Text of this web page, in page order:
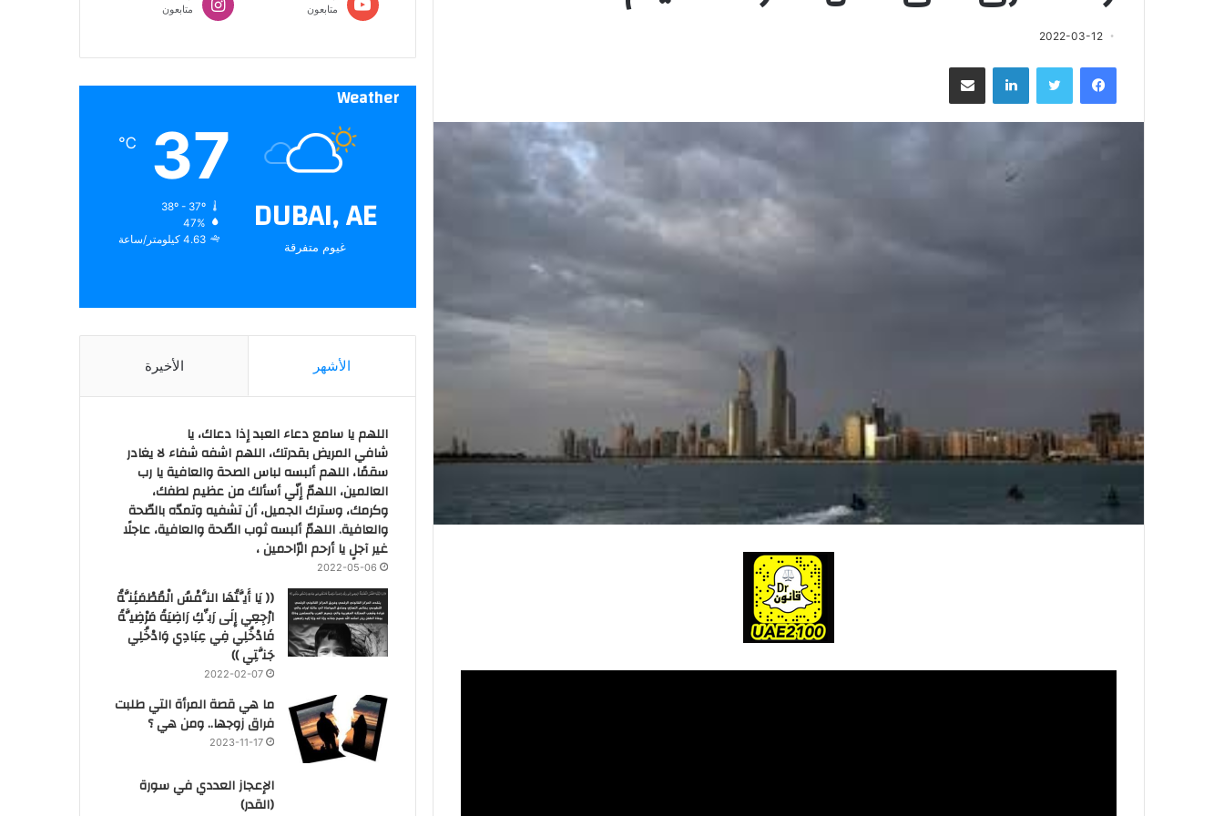
2022-03-12
فيسبوك تويتر لينكدإن مشاركة عبر البريد
متابعون متابعون
Weather
DUBAI, AE
غيوم متفرقة
37
℃
38º - 37º
47%
4.63 كيلومتر/ساعة
الأشهر الأخيرة
اللهم يا سامع دعاء العبد إذا دعاك، يا
شافي المريض بقدرتك، اللهم اشفه شفاء لا يغادر
سقمًا، اللهم ألبسه لباس الصحة والعافية يا رب
العالمين، اللهمّ إنّي أسألك من عظيم لطفك،
وكرمك، وسترك الجميل، أن تشفيه وتمدّه بالصّحة
والعافية. اللهمّ ألبسه ثوب الصّحة والعافية، عاجلًا
غير آجلٍ يا أرحم الرّاحمين ،
2022-05-06
(( يَا أَيَّتُهَا النَّفْسُ الْمُطْمَئِنَّةُ
ارْجِعِي إِلَى رَبِّكِ رَاضِيَةً مَرْضِيَّةً
فَادْخُلِي فِي عِبَادِي وَادْخُلِي
جَنَّتِي ))
2022-02-07
ما هي قصة المرأة التي طلبت
فراق زوجها.. ومن هي ؟
2023-11-17
‏الإعجاز العددي في سورة
(القدر)